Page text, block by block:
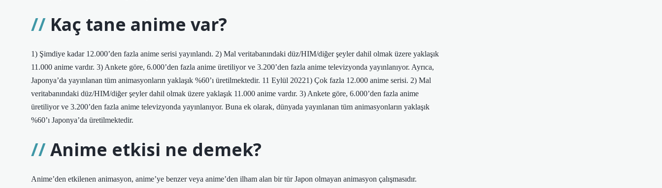
Kaç tane anime var?
1) Şimdiye kadar 12.000’den fazla anime serisi yayınlandı. 2) Mal veritabanındaki düz/HIM/diğer şeyler dahil olmak üzere yaklaşık
11.000 anime vardır. 3) Ankete göre, 6.000’den fazla anime üretiliyor ve 3.200’den fazla anime televizyonda yayınlanıyor. Ayrıca,
Japonya’da yayınlanan tüm animasyonların yaklaşık %60’ı üretilmektedir. 11 Eylül 20221) Çok fazla 12.000 anime serisi. 2) Mal
veritabanındaki düz/HIM/diğer şeyler dahil olmak üzere yaklaşık 11.000 anime vardır. 3) Ankete göre, 6.000’den fazla anime
üretiliyor ve 3.200’den fazla anime televizyonda yayınlanıyor. Buna ek olarak, dünyada yayınlanan tüm animasyonların yaklaşık
%60’ı Japonya’da üretilmektedir.
Anime etkisi ne demek?
Anime’den etkilenen animasyon, anime’ye benzer veya anime’den ilham alan bir tür Japon olmayan animasyon çalışmasıdır.